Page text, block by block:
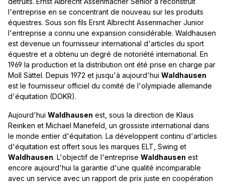
l'entreprise en se concentrant de nouveau sur les produits
équestres. Sous son fils Ersnt Albrecht Assenmacher Junior
l'entreprise a connu une expansion considérable. Waldhausen
est devenue un fournisseur international d'articles du sport
équestre et a obtenu un degré de notoriété international. En
1969 la production et la distribution ont été prise en charge par
Moll Sättel. Depuis 1972 et jusqu'à aujourd'hui Waldhausen
est le fournisseur officiel du comité de l'olympiade allemande
d'équitation (DOKR).
Aujourd'hui Waldhausen est, sous la direction de Klaus
Reinken et Michael Manefeld, un grossiste international dans
le monde entier d'équitation. La développent continu d'articles
d'équitation est offert sous les marques ELT, Swing et
Waldhausen. L'objectif de l'entreprise Waldhausen est
encore aujourd'hui la garantie d'une qualité incomparable
avec un service avec un rapport de prix juste en coopération